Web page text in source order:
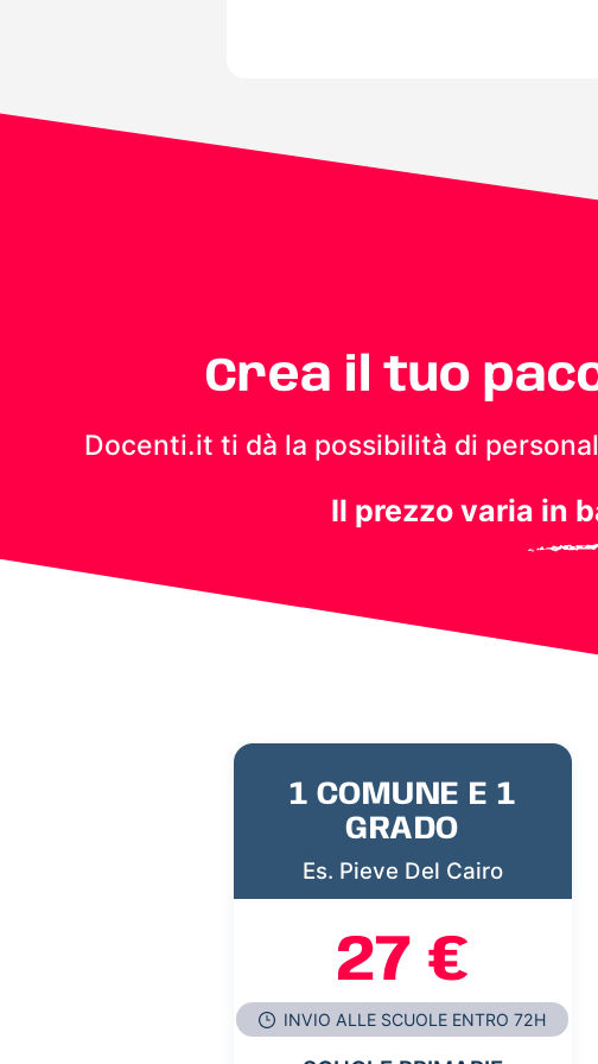
Crea il tuo
Docenti.it ti dà la possibilità di
Il prezzo varia in
1 COMUNE E 1
GRADO
Es. Pieve Del Cairo
27 €
INVIO ALLE SCUOLE ENTRO 72H